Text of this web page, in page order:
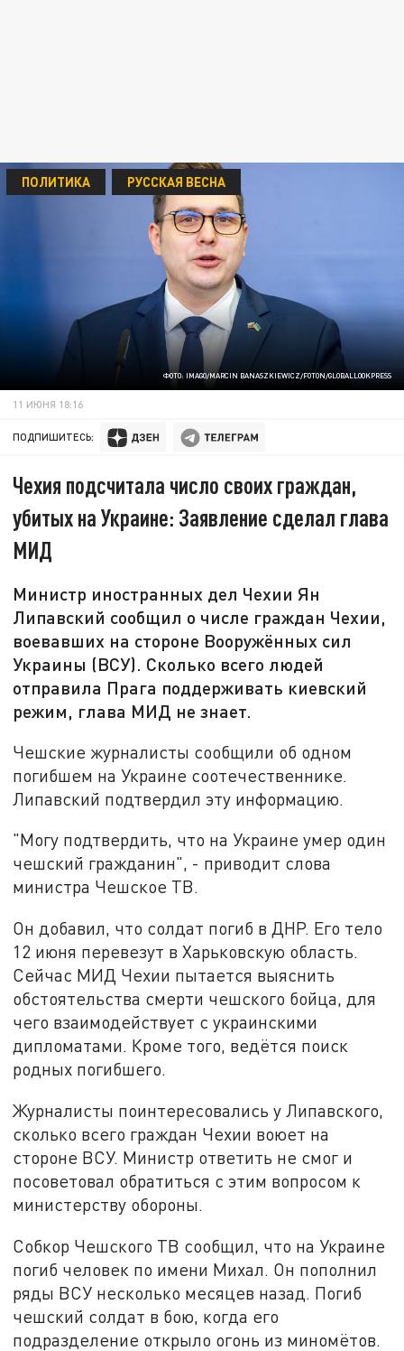
ФОТО: IMAGO/MARCIN BANASZKIEWICZ/FOTON/GLOBALLOOKPRESS
ПОЛИТИКА РУССКАЯ ВЕСНА
11 ИЮНЯ 18:16
ПОДПИШИТЕСЬ:
Чехия подсчитала число своих граждан,
убитых на Украине: Заявление сделал глава
МИД
Министр иностранных дел Чехии Ян
Липавский сообщил о числе граждан Чехии,
воевавших на стороне Вооружённых сил
Украины (ВСУ). Сколько всего людей
отправила Прага поддерживать киевский
режим, глава МИД не знает.
Чешские журналисты сообщили об одном
погибшем на Украине соотечественнике.
Липавский подтвердил эту информацию.
"Могу подтвердить, что на Украине умер один
чешский гражданин", - приводит слова
министра Чешское ТВ.
Он добавил, что солдат погиб в ДНР. Его тело
12 июня перевезут в Харьковскую область.
Сейчас МИД Чехии пытается выяснить
обстоятельства смерти чешского бойца, для
чего взаимодействует с украинскими
дипломатами. Кроме того, ведётся поиск
родных погибшего.
Журналисты поинтересовались у Липавского,
сколько всего граждан Чехии воюет на
стороне ВСУ. Министр ответить не смог и
посоветовал обратиться с этим вопросом к
министерству обороны.
Собкор Чешского ТВ сообщил, что на Украине
погиб человек по имени Михал. Он пополнил
ряды ВСУ несколько месяцев назад. Погиб
чешский солдат в бою, когда его
подразделение открыло огонь из миномётов.